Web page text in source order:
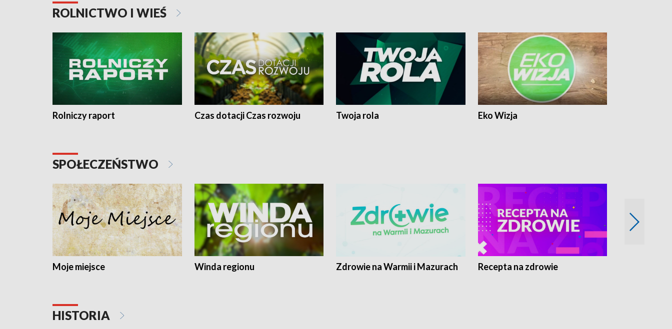
ROLNICTWO I WIEŚ
Rolniczy raport Czas dotacji Czas rozwoju Twoja rola Eko Wizja
SPOŁECZEŃSTWO
Moje miejsce Winda regionu Zdrowie na Warmii i Mazurach Recepta na zdrowie
HISTORIA